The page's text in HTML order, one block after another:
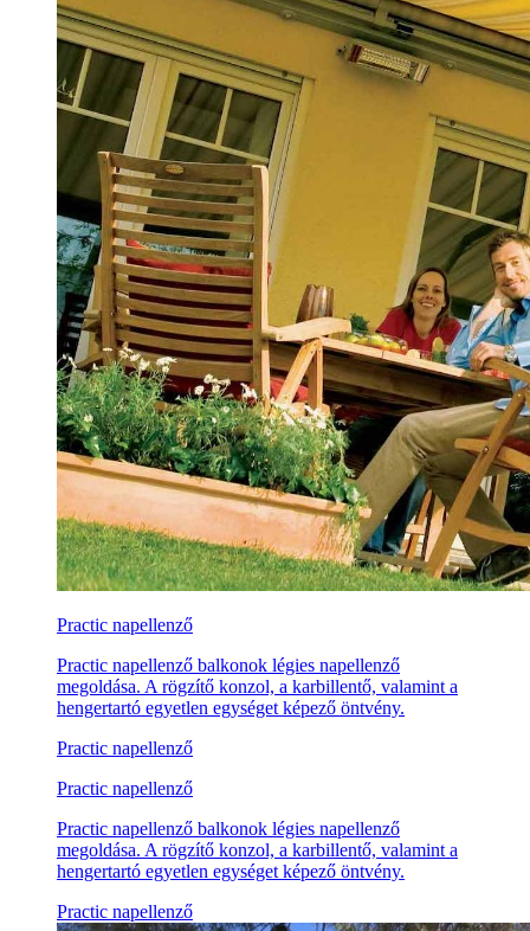
Practic napellenző
Practic napellenző balkonok légies napellenző
megoldása. A rögzítő konzol, a karbillentő, valamint a
hengertartó egyetlen egységet képező öntvény.
Practic napellenző
Practic napellenző
Practic napellenző balkonok légies napellenző
megoldása. A rögzítő konzol, a karbillentő, valamint a
hengertartó egyetlen egységet képező öntvény.
Practic napellenző